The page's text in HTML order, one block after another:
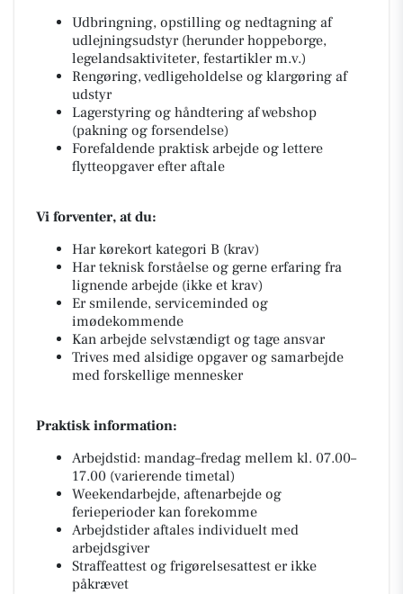
Udbringning, opstilling og nedtagning af
udlejningsudstyr (herunder hoppeborge,
legelandsaktiviteter, festartikler m.v.)
Rengøring, vedligeholdelse og klargøring af
udstyr
Lagerstyring og håndtering af webshop
(pakning og forsendelse)
Forefaldende praktisk arbejde og lettere
flytteopgaver efter aftale
Vi forventer, at du:
Har kørekort kategori B (krav)
Har teknisk forståelse og gerne erfaring fra
lignende arbejde (ikke et krav)
Er smilende, serviceminded og
imødekommende
Kan arbejde selvstændigt og tage ansvar
Trives med alsidige opgaver og samarbejde
med forskellige mennesker
Praktisk information:
Arbejdstid: mandag–fredag mellem kl. 07.00–
17.00 (varierende timetal)
Weekendarbejde, aftenarbejde og
ferieperioder kan forekomme
Arbejdstider aftales individuelt med
arbejdsgiver
Straffeattest og frigørelsesattest er ikke
påkrævet